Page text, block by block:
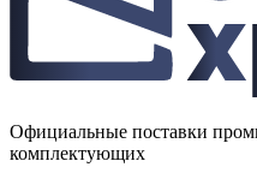
Официальные поставки
комплектующих